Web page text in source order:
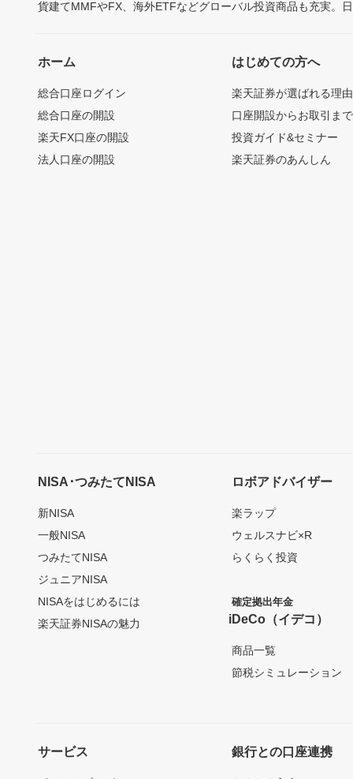
貨建てMMFやFX、海外ETFなどグローバル投資商品も充実。
ホーム
総合口座ログイン
総合口座の開設
楽天FX口座の開設
法人口座の開設
はじめての方へ
楽天証券が選ばれる理由
口座開設からお取引ま
投資ガイド&セミナー
楽天証券のあんしん
NISA･つみたてNISA
新NISA
一般NISA
つみたてNISA
ジュニアNISA
NISAをはじめるには
楽天証券NISAの魅力
ロボアドバイザー
楽ラップ
ウェルスナビ×R
らくらく投資
確定拠出年金
iDeCo（イデコ）
商品一覧
節税シミュレーション
サービス 銀行との口座連携